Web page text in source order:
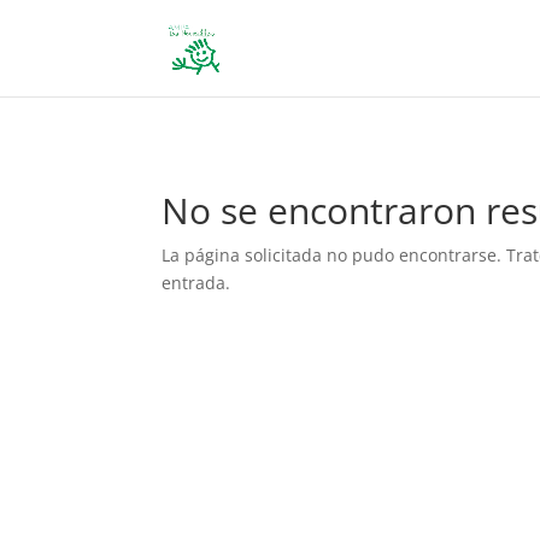
No se encontraron
La página solicitada no pudo encontrarse.
entrada.